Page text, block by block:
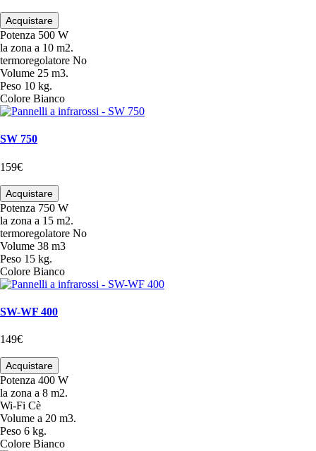
Acquistare
Potenza 500 W
la zona a 10 m2.
termoregolatore No
Volume 25 m3.
Peso 10 kg.
Colore Bianco
SW 750
159€
Acquistare
Potenza 750 W
la zona a 15 m2.
termoregolatore No
Volume 38 m3
Peso 15 kg.
Colore Bianco
SW-WF 400
149€
Acquistare
Potenza 400 W
la zona a 8 m2.
Wi-Fi Cè
Volume a 20 m3.
Peso 6 kg.
Colore Bianco